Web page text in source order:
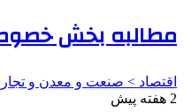
مطالبه بخش
اقتصاد > صنعت و معدن و
2 هفته پیش